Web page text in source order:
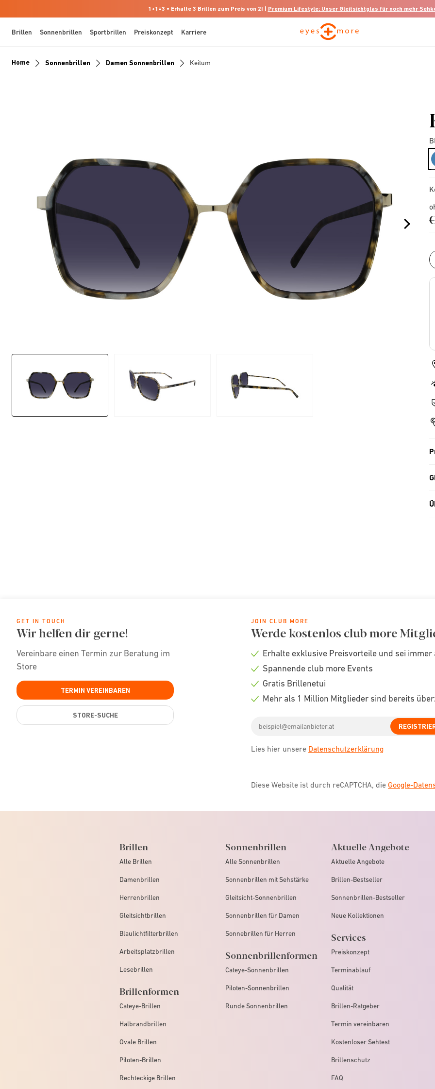
1+1=3 • Erhalte 3 Brillen zum Preis von 2! | Premium Lifestyle: Unser Gleitsichtglas für noch mehr
Brillen Sonnenbrillen Sportbrillen Preiskonzept Karriere
Home Sonnenbrillen Damen Sonnenbrillen Keitum
GET IN TOUCH
Wir helfen dir gerne!
Vereinbare einen Termin zur Beratung im
Store
TERMIN VEREINBAREN
STORE-SUCHE
JOIN CLUB MORE
Werde kostenlos club more
Check
Erhalte exklusive Preisvorteile und sei
Check
Spannende club more Events
Check
Gratis Brillenetui
Mehr als 1 Million Mitglieder sind bereits
address
Lies hier unsere Datenschutzerklärung
Diese Website ist durch reCAPTCHA, die Google-
Brillen
Alle Brillen
Damenbrillen
Herrenbrillen
Gleitsichtbrillen
Blaulichtfilterbrillen
Arbeitsplatzbrillen
Lesebrillen
Brillenformen
Cateye-Brillen
Halbrandbrillen
Ovale Brillen
Piloten-Brillen
Rechteckige Brillen
Sonnenbrillen
Alle Sonnenbrillen
Sonnenbrillen mit Sehstärke
Gleitsicht-Sonnenbrillen
Sonnenbrillen für Damen
Sonnebrillen für Herren
Sonnenbrillenformen
Cateye-Sonnenbrillen
Piloten-Sonnenbrillen
Runde Sonnenbrillen
Aktuelle Angebote
Aktuelle Angebote
Brillen-Bestseller
Sonnenbrillen-Bestseller
Neue Kollektionen
Services
Preiskonzept
Terminablauf
Qualität
Brillen-Ratgeber
Termin vereinbaren
Kostenloser Sehtest
Brillenschutz
FAQ